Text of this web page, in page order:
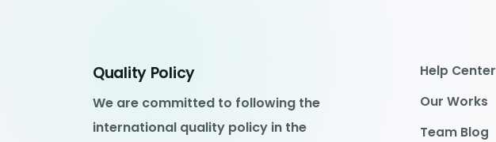
Quality Policy
We are committed to following the
international quality policy in the
Help Center
Our Works
Team Blog